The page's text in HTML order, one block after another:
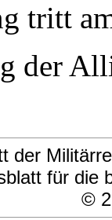
tritt
der
der
für die
©